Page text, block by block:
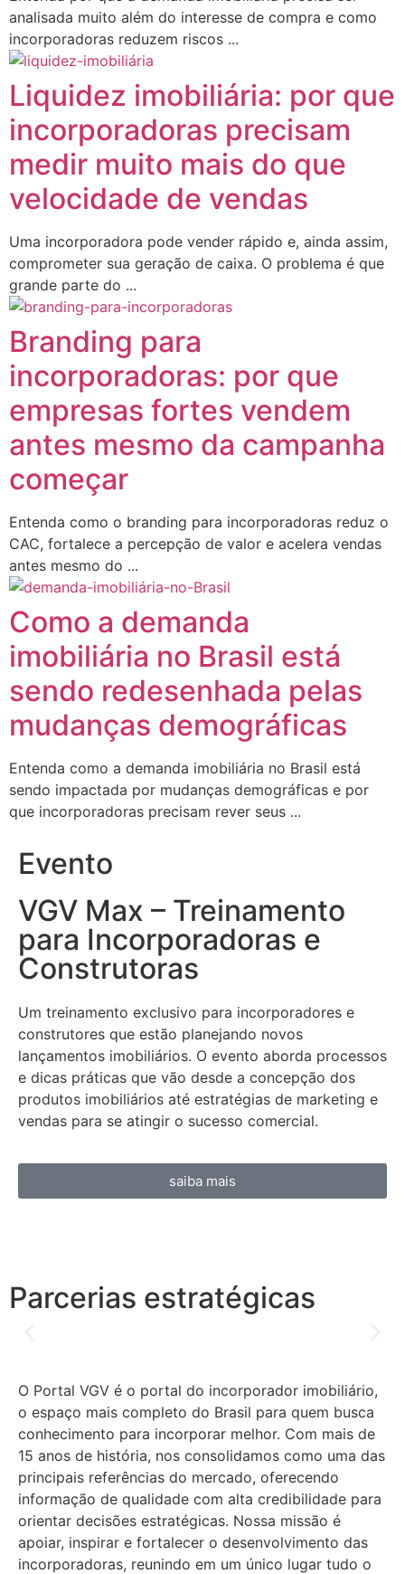
analisada muito além do interesse de compra e como
incorporadoras reduzem riscos ...
Liquidez imobiliária: por que
incorporadoras precisam
medir muito mais do que
velocidade de vendas
Uma incorporadora pode vender rápido e, ainda assim,
comprometer sua geração de caixa. O problema é que
grande parte do ...
Branding para
incorporadoras: por que
empresas fortes vendem
antes mesmo da campanha
começar
Entenda como o branding para incorporadoras reduz o
CAC, fortalece a percepção de valor e acelera vendas
antes mesmo do ...
Como a demanda
imobiliária no Brasil está
sendo redesenhada pelas
mudanças demográficas
Entenda como a demanda imobiliária no Brasil está
sendo impactada por mudanças demográficas e por
que incorporadoras precisam rever seus ...
Evento
VGV Max – Treinamento
para Incorporadoras e
Construtoras
Um treinamento exclusivo para incorporadores e
construtores que estão planejando novos
lançamentos imobiliários. O evento aborda processos
e dicas práticas que vão desde a concepção dos
produtos imobiliários até estratégias de marketing e
vendas para se atingir o sucesso comercial.
saiba mais
Parcerias estratégicas
O Portal VGV é o portal do incorporador imobiliário,
o espaço mais completo do Brasil para quem busca
conhecimento para incorporar melhor. Com mais de
15 anos de história, nos consolidamos como uma das
principais referências do mercado, oferecendo
informação de qualidade com alta credibilidade para
orientar decisões estratégicas. Nossa missão é
apoiar, inspirar e fortalecer o desenvolvimento das
incorporadoras, reunindo em um único lugar tudo o